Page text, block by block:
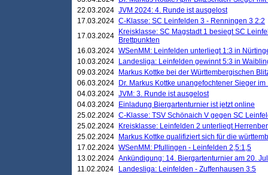
22.03.2024 JVM 2024: 4. Runde ist ausgelost
17.03.2024 C-Klasse: SC Leinfelden 3 - Renningen 3 2:2
17.03.2024
Kreisklasse: SC Magstadt 1 besiegt SC
Brettpunkten
16.03.2024 WSenMM: Leinfelden unterliegt 1:3 in
10.03.2024
Landesliga: Leinfelden gewinnt 5:3 in
09.03.2024
Markus Kottke bei der Württembergischen
06.03.2024
Dr. Markus Kottke unangefochtener Sieger
04.03.2024 JVM: 3. Runde ist ausgelost
04.03.2024
Einladung Biergartenturnier ist jetzt online
25.02.2024 C-Klasse: TSV Schönaich V gegen SC
25.02.2024
Kreisklasse: Leinfelden 2 unterliegt
25.02.2024
Markus Kottke qualifiziert sich für die
17.02.2024 WSenMM: Pfullingen - Leinfelden 2,5:1,5
13.02.2024 Ankündigung: 14. Biergartenturnier am 20.
11.02.2024
Landesliga: Leinfelden - Zuffenhausen 3:5